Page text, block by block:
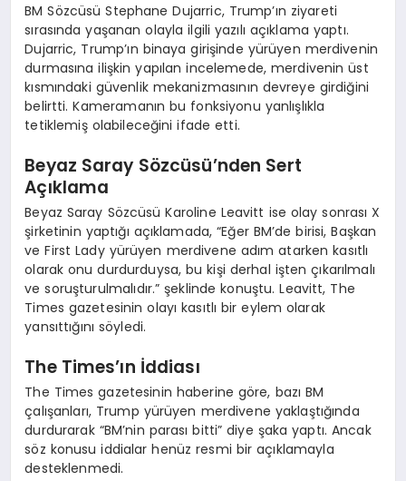
BM Sözcüsü Stephane Dujarric, Trump’ın ziyareti
sırasında yaşanan olayla ilgili yazılı açıklama yaptı.
Dujarric, Trump’ın binaya girişinde yürüyen merdivenin
durmasına ilişkin yapılan incelemede, merdivenin üst
kısmındaki güvenlik mekanizmasının devreye girdiğini
belirtti. Kameramanın bu fonksiyonu yanlışlıkla
tetiklemiş olabileceğini ifade etti.
Beyaz Saray Sözcüsü’nden Sert
Açıklama
Beyaz Saray Sözcüsü Karoline Leavitt ise olay sonrası X
şirketinin yaptığı açıklamada, “Eğer BM’de birisi, Başkan
ve First Lady yürüyen merdivene adım atarken kasıtlı
olarak onu durdurduysa, bu kişi derhal işten çıkarılmalı
ve soruşturulmalıdır.” şeklinde konuştu. Leavitt, The
Times gazetesinin olayı kasıtlı bir eylem olarak
yansıttığını söyledi.
The Times’ın İddiası
The Times gazetesinin haberine göre, bazı BM
çalışanları, Trump yürüyen merdivene yaklaştığında
durdurarak “BM’nin parası bitti” diye şaka yaptı. Ancak
söz konusu iddialar henüz resmi bir açıklamayla
desteklenmedi.